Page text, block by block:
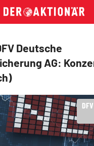
Deutsche
AG: